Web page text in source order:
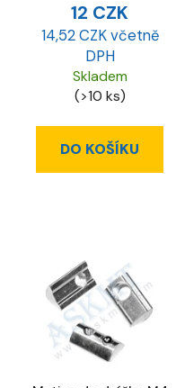
12 CZK
14,52 CZK včetně
DPH
Skladem
(>10 ks)
DO KOŠÍKU